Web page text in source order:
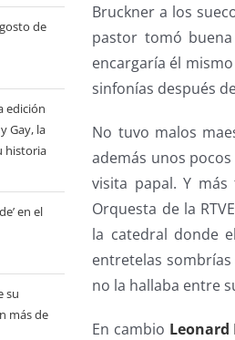
de
edición
Gay, la
historia
en el
su
más de
Bruckner a los
pastor tomó
encargaría él
sinfonías después
No tuvo malos
además unos
visita papal. Y
Orquesta de la
la catedral donde
entretelas
no la hallaba entre
En cambio Leonard